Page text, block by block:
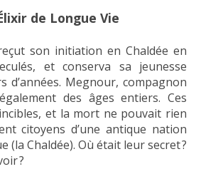
de Longue Vie
son initiation en Chaldée en
et conserva sa jeunesse
d’années. Megnour, compagnon
des âges entiers. Ces
et la mort ne pouvait rien
citoyens d’une antique nation
(la Chaldée). Où était leur secret ?
?